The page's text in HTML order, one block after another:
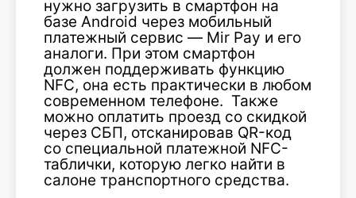
нужно загрузить в смартфон на
базе Android через мобильный
платежный сервис — Mir Pay и его
аналоги. При этом смартфон
должен поддерживать функцию
NFC, она есть практически в любом
современном телефоне. Также
можно оплатить проезд со скидкой
через СБП, отсканировав QR-код
со специальной платежной NFC-
таблички, которую легко найти в
салоне транспортного средства.